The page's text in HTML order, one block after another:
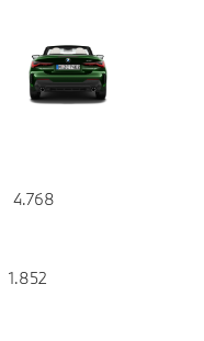
4.768
1.852